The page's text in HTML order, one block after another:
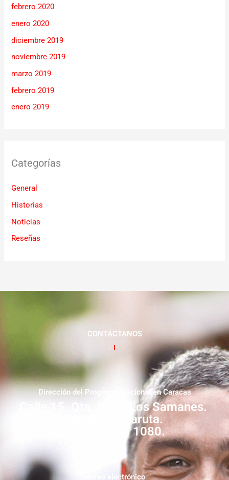
febrero 2020
enero 2020
diciembre 2019
noviembre 2019
marzo 2019
febrero 2019
enero 2019
Categorías
General
Historias
Noticias
Reseñas
CONTÁCTANOS
Dirección del Programa Nacional en Caracas
Calle 15. Qta. Livia. Los Samanes.
Municipio Baruta.
Zona Postal 1080.
correo electrónico